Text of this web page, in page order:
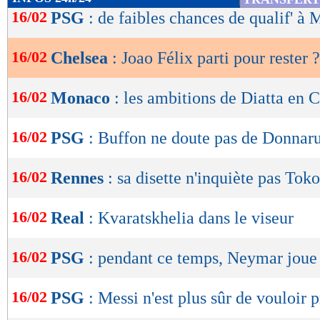
de
OK
16/02 PSG : de faibles chances de qualif' à
16/02 Chelsea : Joao Félix parti pour rester ?
16/02 Monaco : les ambitions de Diatta en
16/02 PSG : Buffon ne doute pas de
16/02 Rennes : sa disette n'inquiète pas
16/02 Real : Kvaratskhelia dans le viseur
16/02 PSG : pendant ce temps, Neymar
16/02 PSG : Messi n'est plus sûr de vouloir